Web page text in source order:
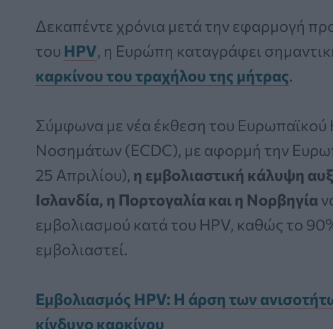
Δεκαπέντε χρόνια μετά την εφαρμογή
του HPV, η Ευρώπη καταγράφει
καρκίνου του τραχήλου της μήτρας.
Σύμφωνα με νέα έκθεση του
Νοσημάτων (ECDC), με αφορμή την
25 Απριλίου), η εμβολιαστική κάλυψη
Ισλανδία, η Πορτογαλία και η Νορβηγία
εμβολιασμού κατά του HPV, καθώς το
εμβολιαστεί.
Εμβολιασμός HPV: Η άρση των
κίνδυνο καρκίνου